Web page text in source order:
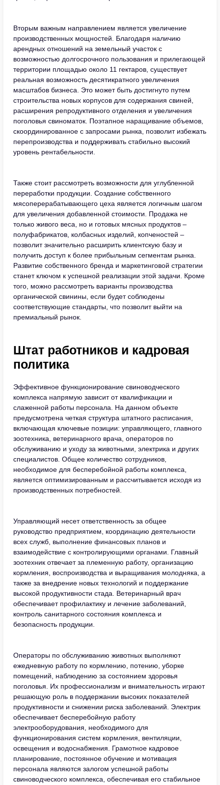
Вторым важным направлением является увеличение
производственных мощностей. Благодаря наличию
арендных отношений на земельный участок с
возможностью долгосрочного пользования и прилегающей
территории площадью около 11 гектаров, существует
реальная возможность десятикратного увеличения
масштабов бизнеса. Это может быть достигнуто путем
строительства новых корпусов для содержания свиней,
расширения репродуктивного отделения и увеличения
поголовья свиноматок. Поэтапное наращивание объемов,
скоординированное с запросами рынка, позволит избежать
перепроизводства и поддерживать стабильно высокий
уровень рентабельности.
Также стоит рассмотреть возможности для углубленной
переработки продукции. Создание собственного
мясоперерабатывающего цеха является логичным шагом
для увеличения добавленной стоимости. Продажа не
только живого веса, но и готовых мясных продуктов –
полуфабрикатов, колбасных изделий, копченостей –
позволит значительно расширить клиентскую базу и
получить доступ к более прибыльным сегментам рынка.
Развитие собственного бренда и маркетинговой стратегии
станет ключом к успешной реализации этой задачи. Кроме
того, можно рассмотреть варианты производства
органической свинины, если будет соблюдены
соответствующие стандарты, что позволит выйти на
премиальный рынок.
Штат работников и кадровая
политика
Эффективное функционирование свиноводческого
комплекса напрямую зависит от квалификации и
слаженной работы персонала. На данном объекте
предусмотрена четкая структура штатного расписания,
включающая ключевые позиции: управляющего, главного
зоотехника, ветеринарного врача, операторов по
обслуживанию и уходу за животными, электрика и других
специалистов. Общее количество сотрудников,
необходимое для бесперебойной работы комплекса,
является оптимизированным и рассчитывается исходя из
производственных потребностей.
Управляющий несет ответственность за общее
руководство предприятием, координацию деятельности
всех служб, выполнение финансовых планов и
взаимодействие с контролирующими органами. Главный
зоотехник отвечает за племенную работу, организацию
кормления, воспроизводства и выращивания молодняка, а
также за внедрение новых технологий и поддержание
высокой продуктивности стада. Ветеринарный врач
обеспечивает профилактику и лечение заболеваний,
контроль санитарного состояния комплекса и
безопасность продукции.
Операторы по обслуживанию животных выполняют
ежедневную работу по кормлению, потению, уборке
помещений, наблюдению за состоянием здоровья
поголовья. Их профессионализм и внимательность играют
решающую роль в поддержании высоких показателей
продуктивности и снижении риска заболеваний. Электрик
обеспечивает бесперебойную работу
электрооборудования, необходимого для
функционирования систем кормления, вентиляции,
освещения и водоснабжения. Грамотное кадровое
планирование, постоянное обучение и мотивация
персонала являются залогом успешной работы
свиноводческого комплекса, обеспечивая его стабильное